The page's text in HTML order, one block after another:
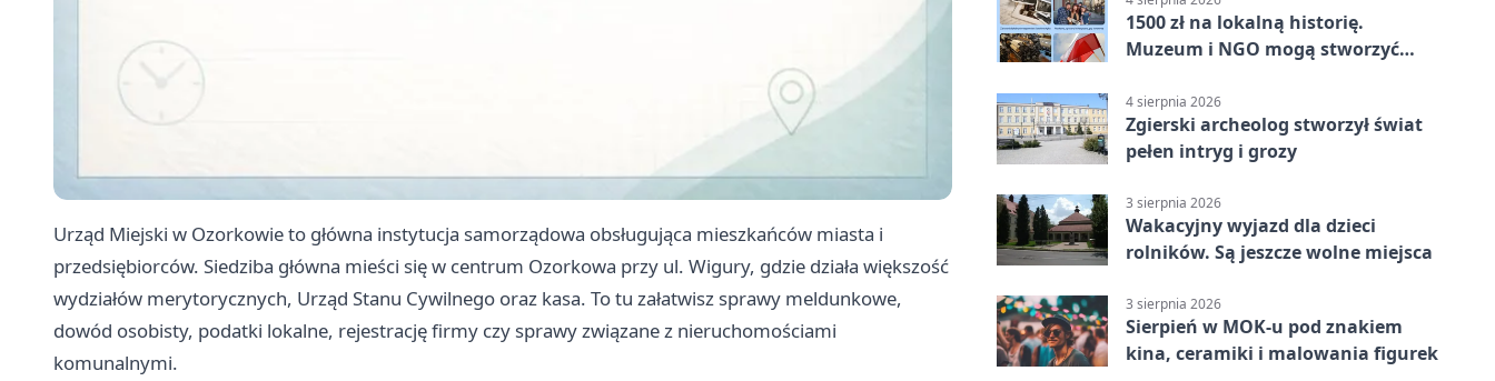
Urząd Miejski w Ozorkowie to główna instytucja samorządowa obsługująca mieszkańców miasta i
przedsiębiorców. Siedziba główna mieści się w centrum Ozorkowa przy ul. Wigury, gdzie działa większość
wydziałów merytorycznych, Urząd Stanu Cywilnego oraz kasa. To tu załatwisz sprawy meldunkowe,
dowód osobisty, podatki lokalne, rejestrację firmy czy sprawy związane z nieruchomościami
komunalnymi.
1500 zł na lokalną historię.
Muzeum i NGO mogą stworzyć
4 sierpnia 2026
Zgierski archeolog stworzył świat
pełen intryg i grozy
3 sierpnia 2026
Wakacyjny wyjazd dla dzieci
rolników. Są jeszcze wolne miejsca
3 sierpnia 2026
Sierpień w MOK-u pod znakiem
kina, ceramiki i malowania figurek